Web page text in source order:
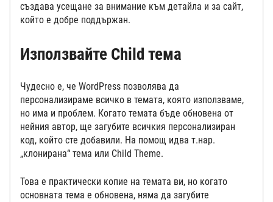
създава усещане за внимание към детайла и за сайт,
който е добре поддържан.
Използвайте Child тема
Чудесно е, че WordPress позволява да
персонализираме всичко в темата, която използваме,
но има и проблем. Когато темата бъде обновена от
нейния автор, ще загубите всичкия персонализиран
код, който сте добавили. На помощ идва т.нар.
„клонирана“ тема или Child Theme.
Това е практически копие на темата ви, но когато
основната тема е обновена, няма да загубите